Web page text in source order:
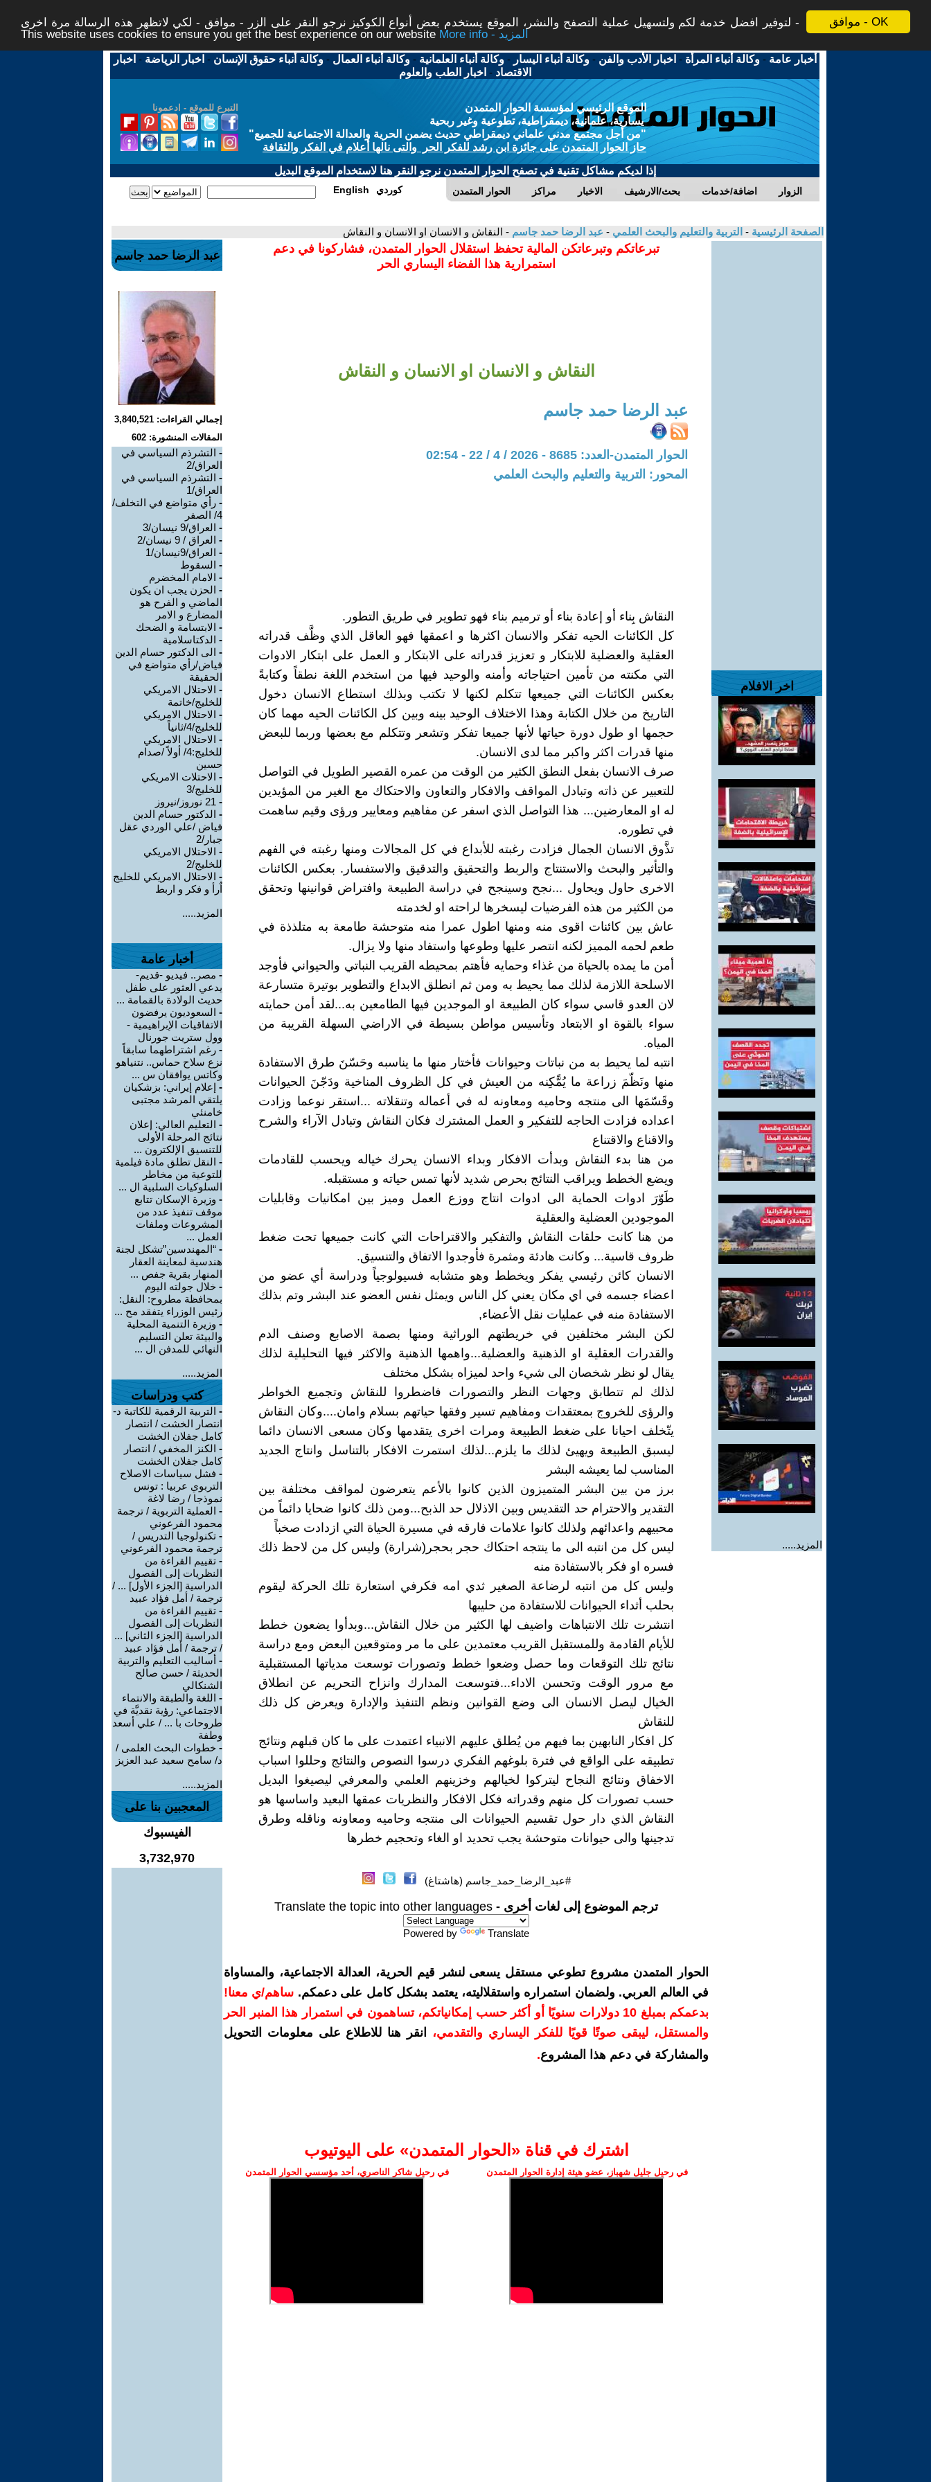
موافق - OK
لتوفير افضل خدمة لكم ولتسهيل عملية التصفح والنشر، الموقع يستخدم بعض أنواع الكوكيز نرجو النقر على الزر - موافق - لكي لاتظهر هذه الرسالة مرة اخرى -
This website uses cookies to ensure you get the best experience on our website
More info - المزيد
أخبار عامة -وكالة أنباء المرأة - اخبار الأدب والفن -وكالة أنباء اليسار -وكالة أنباء العلمانية -وكالة أنباء العمال -وكالة أنباء حقوق الإنسان - اخبار الرياضة - اخبار
الاقتصاد - اخبار الطب والعلوم
التبرع للموقع - ادعمونا
الموقع الرئيسي لمؤسسة الحوار المتمدن
يسارية، علمانية، ديمقراطية، تطوعية وغير ربحية
"من أجل مجتمع مدني علماني ديمقراطي حديث يضمن الحرية والعدالة الاجتماعية للجميع"
حاز الحوار المتمدن على جائزة ابن رشد للفكر الحر والتى نالها أعلام في الفكر والثقافة
إذا لديكم مشاكل تقنية في تصفح الحوار المتمدن نرجو النقر هنا لاستخدام الموقع البديل
الحوار المتمدن مراكز الاخبار بحث/الارشيف اضافة/خدمات الزوار English كوردي
الصفحة الرئيسية - التربية والتعليم والبحث العلمي - عبد الرضا حمد جاسم - النقاش و الانسان او الانسان و النقاش
اخر الافلام
المزيد.....
تبرعاتكم وتبرعاتكن المالية تحفظ استقلال الحوار المتمدن، فشاركونا في دعم
استمرارية هذا الفضاء اليساري الحر
النقاش و الانسان او الانسان و النقاش
عبد الرضا حمد جاسم
الحوار المتمدن-العدد: 8685 - 2026 / 4 / 22 - 02:54
المحور: التربية والتعليم والبحث العلمي
النقاش بِناء أو إعادة بناء أو ترميم بناء فهو تطوير في طريق التطور.
كل الكائنات الحيه تفكر والانسان اكثرها و اعمقها فهو العاقل الذي وظَّف قدراته
العقلية والعضلية للابتكار و تعزيز قدراته على الابتكار و العمل على ابتكار الادوات
التي مكنته من تأمين احتياجاته وأمنه والوحيد فيها من استخدم اللغة نطقاً وكتابةً
بعكس الكائنات التي جميعها تتكلم لكنها لا تكتب وبذلك استطاع الانسان دخول
التاريخ من خلال الكتابة وهذا الاختلاف الوحيد بينه وبين كل الكائنات الحيه مهما كان
حجمها او طول دورة حياتها لأنها جميعا تفكر وتشعر وتتكلم مع بعضها وربما للبعض
منها قدرات اكثر واكبر مما لدى الانسان.
صرف الانسان بفعل النطق الكثير من الوقت من عمره القصير الطويل في التواصل
للتعبير عن ذاته وتبادل المواقف والافكار والتعاون والاحتكاك مع الغير من المؤيدين
له او المعارضين... هذا التواصل الذي اسفر عن مفاهيم ومعايير ورؤى وقيم ساهمت
في تطوره.
تذَّوق الانسان الجمال فزادت رغبته للأبداع في كل المجالات ومنها رغبته في الفهم
والتأثير والبحث والاستنتاج والربط والتحقيق والتدقيق والاستفسار. بعكس الكائنات
الاخرى حاول ويحاول ...نجح وسينجح في دراسة الطبيعة وافتراض قوانينها وتحقق
من الكثير من هذه الفرضيات ليسخرها لراحته او لخدمته
عاش بين كائنات اقوى منه ومنها اطول عمرا منه متوحشة طامعة به متلذذة في
طعم لحمه المميز لكنه انتصر عليها وطوعها واستفاد منها ولا يزال.
أمن ما يمده بالحياة من غذاء وحمايه فأهتم بمحيطه القريب النباتي والحيواني فأوجد
الاسلحة اللازمة لذلك مما يحيط به ومن ثم انطلق الابداع والتطوير بوتيرة متسارعة
لان العدو قاسي سواء كان الطبيعة او الموجدين فيها الطامعين به...لقد أمن حمايته
سواء بالقوة او الابتعاد وتأسيس مواطن بسيطة في الاراضي السهلة القريبة من
المياه.
انتبه لما يحيط به من نباتات وحيوانات فأختار منها ما يناسبه وحَسّنَ طرق الاستفادة
منها ونَظّمَ زراعة ما يُمًّكِنه من العيش في كل الظروف المناخية ودَجّنَ الحيوانات
وقَسّمَها الى منتجه وحاميه ومعاونه له في أعماله وتنقلاته ...استقر نوعما وزادت
اعداده فزادت الحاجه للتفكير و العمل المشترك فكان النقاش وتبادل الآراء والشرح
والاقناع والاقتناع
من هنا بدء النقاش وبدأت الافكار وبداء الانسان يحرك خياله ويحسب للقادمات
ويضع الخطط ويراقب النتائج بحرص شديد لأنها تمس حياته و مستقبله.
طَوّرَ ادوات الحماية الى ادوات انتاج ووزع العمل وميز بين امكانيات وقابليات
الموجودين العضلية والعقلية
من هنا كانت حلقات النقاش والتفكير والاقتراحات التي كانت جميعها تحت ضغط
ظروف قاسية... وكانت هادئة ومثمرة فأوجدوا الاتفاق والتنسيق.
الانسان كائن رئيسي يفكر ويخطط وهو متشابه فسيولوجياً ودراسة أي عضو من
اعضاء جسمه في اي مكان يعني كل الناس ويمثل نفس العضو عند البشر وتم بذلك
الاستفادة منه في عمليات نقل الأعضاء,
لكن البشر مختلفين في خريطتهم الوراثية ومنها بصمة الاصابع وصنف الدم
والقدرات العقلية او الذهنية والعضلية...واهمها الذهنية والاكثر فيها التحليلية لذلك
يقال لو نظر شخصان الى شيء واحد لميزاه بشكل مختلف
لذلك لم تتطابق وجهات النظر والتصورات فاضطروا للنقاش وتجميع الخواطر
والرؤى للخروج بمعتقدات ومفاهيم تسير وفقها حياتهم بسلام وامان....وكان النقاش
يتّخلف احيانا على ضغط الطبيعة ومرات اخرى يتقدمها وكان مسعى الانسان دائما
ليسبق الطبيعة ويهيئ لذلك ما يلزم...لذلك استمرت الافكار بالتناسل وانتاج الجديد
المناسب لما يعيشه البشر
برز من بين البشر المتميزون الذين كانوا بالأعم يتعرضون لمواقف مختلفة بين
التقدير والاحترام حد التقديس وبين الاذلال حد الذبح...ومن ذلك كانوا ضحايا دائماً من
محبيهم واعدائهم ولذلك كانوا علامات فارقه في مسيرة الحياة التي ازدادت صخباً
ليس كل من انتبه الى ما ينتجه احتكاك حجر بحجر(شرارة) وليس كل من لاحظ ذلك
فسره او فكر بالاستفادة منه
وليس كل من انتبه لرضاعة الصغير ثدي امه فكرفي استعارة تلك الحركة ليقوم
بحلب أثداء الحيوانات للاستفادة من حليبها
انتشرت تلك الانتباهات واضيف لها الكثير من خلال النقاش...وبدأوا يضعون خطط
للأيام القادمة وللمستقبل القريب معتمدين على ما مر ومتوقعين البعض ومع دراسة
نتائج تلك التوقعات وما حصل وضعوا خطط وتصورات توسعت مدياتها المستقبلية
مع مرور الوقت وتحسن الاداء...فتوسعت المدارك وانزاح التحريم عن انطلاق
الخيال ليصل الانسان الى وضع القوانين ونظم التنفيذ والإدارة ويعرض كل ذلك
للنقاش
كل افكار النابهين بما فيهم من يُطلق عليهم الانبياء اعتمدت على ما كان قبلهم ونتائج
تطبيقه على الواقع في فترة بلوغهم الفكري درسوا النصوص والنتائج وحللوا اسباب
الاخفاق ونتائج النجاح ليتركوا لخيالهم وخزينهم العلمي والمعرفي ليصيغوا البديل
حسب تصورات كل منهم وقدراته فكل الافكار والنظريات عمقها البعيد واساسها هو
النقاش الذي دار حول تقسيم الحيوانات الى منتجه وحاميه ومعاونه وناقله وطرق
تدجينها والى حيوانات متوحشة يجب تحديد او الغاء وتحجيم خطرها
#عبد_الرضا_حمد_جاسم (هاشتاغ)
ترجم الموضوع إلى لغات أخرى - Translate the topic into other languages
Powered by Translate
الحوار المتمدن مشروع تطوعي مستقل يسعى لنشر قيم الحرية، العدالة الاجتماعية، والمساواة
في العالم العربي. ولضمان استمراره واستقلاليته، يعتمد بشكل كامل على دعمكم. ساهم/ي معنا!
بدعمكم بمبلغ 10 دولارات سنويًا أو أكثر حسب إمكانياتكم، تساهمون في استمرار هذا المنبر الحر
والمستقل، ليبقى صوتًا قويًا للفكر اليساري والتقدمي،
انقر هنا للاطلاع على معلومات التحويل
والمشاركة في دعم هذا المشروع.
اشترك في قناة ‫«الحوار المتمدن» على اليوتيوب
في رحيل جليل شهباز، عضو هيئة إدارة الحوار المتمدن في رحيل شاكر الناصري، أحد مؤسسي الحوار المتمدن
عبد الرضا حمد جاسم
إجمالي القراءات: 3,840,521
المقالات المنشورة: 602
- التشرذم السياسي في
العراق/2
- التشرذم السياسي في
العراق/1
- رأي متواضع في التخلف/
4/ الصفر
- العراق/9 نيسان/3
- العراق / 9 نيسان/2
- العراق/9نيسان/1
- السقوط
- الامام المخضرم
- الحزن يجب ان يكون
الماضي و الفرح هو
المضارع و الامر
- الابتسامة و الضحك
- الدكتاسلامية
- الى الدكتور حسام الدين
فياض/رأي متواضع في
الحقيقة
- الاحتلال الامريكي
للخليج/خاتمة
- الاحتلال الامريكي
للخليج/4/ثانياً
- الاحتلال الامريكي
للخليج:4/ أولاً /صدام
حسين
- الاحتلات الامريكي
للخليج/3
- 21 نوروز/نيروز
- الدكتور حسام الدين
فياض /علي الوردي عقل
جبار/2
- الاحتلال الامريكي
للخليج/2
- الاحتلال الامريكي للخليج
اٌرأ و فكر و اربط
المزيد.....
أخبار عامة
- مصر.. فيديو -قديم-
يدعي العثور على طفل
حديث الولادة بالقمامة ...
- السعوديون يرفضون
الاتفاقيات الإبراهيمية -
وول ستريت جورنال
- رغم اشتراطهما سابقاً
نزع سلاح حماس.. نتنياهو
وكاتس يوافقان س ...
- إعلام إيراني: بزشكيان
يلتقي المرشد مجتبى
خامنئي
- التعليم العالي: إعلان
نتائج المرحلة الأولى
للتنسيق الإلكترون ...
- النقل تطلق مادة فيلمية
للتوعية من مخاطر
السلوكيات السلبية ال ...
- وزيرة الإسكان تتابع
موقف تنفيذ عدد من
المشروعات وملفات
العمل ...
- “المهندسين”تشكل لجنة
هندسية لمعاينة العقار
المنهار بقرية جفص ...
- خلال جولته اليوم
بمحافظة مطروح: النقل:
رئيس الوزراء يتفقد مح ...
- وزيرة التنمية المحلية
والبيئة تعلن التسليم
النهائي للمدفن ال ...
المزيد.....
كتب ودراسات
- التربية الرقمية للكاتبة د-
انتصار الخشت / انتصار
كامل جفلان الخشت
- الكنز المخفي / انتصار
كامل جفلان الخشت
- فشل سياسات الاصلاح
التربوي عربيا : تونس
نموذجا / رضا لاغة
- العملية التربوية / ترجمة
محمود الفرعوني
- تكنولوجيا التدريس /
ترجمة محمود الفرعوني
- تقييم القراءة من
النظريات إلى الفصول
الدراسية [الجزء الأول] ... /
ترجمة / أمل فؤاد عبيد
- تقييم القراءة من
النظريات إلى الفصول
الدراسية [الجزء الثاني] ...
/ ترجمة / أمل فؤاد عبيد
- أساليب التعليم والتربية
الحديثة / حسن صالح
الشنكالي
- اللغة والطبقة والانتماء
الاجتماعي: رؤية نقديَّة في
طروحات با ... / علي أسعد
وطفة
- خطوات البحث العلمى /
د/ سامح سعيد عبد العزيز
المزيد.....
المعجبين بنا على
الفيسبوك
3,732,970